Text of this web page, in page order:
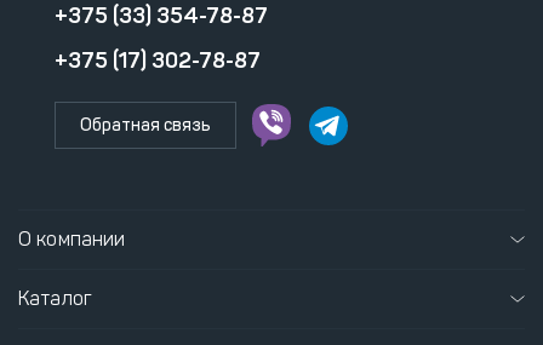
+375 (33) 354-78-87
+375 (17) 302-78-87
Обратная связь
О компании
Каталог